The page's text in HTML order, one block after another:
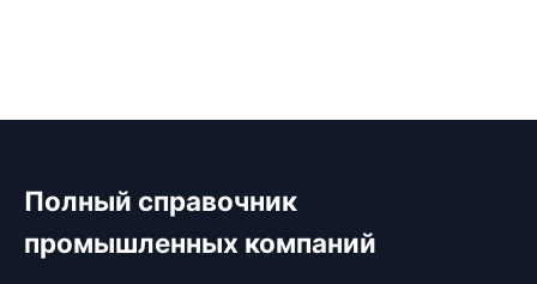
Полный справочник
промышленных компаний